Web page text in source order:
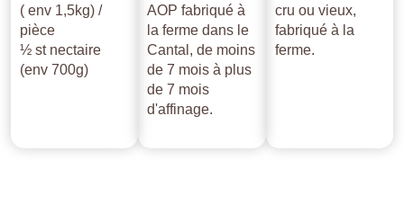
( env 1,5kg) /
pièce
½ st nectaire
(env 700g)
AOP fabriqué à
la ferme dans le
Cantal, de moins
de 7 mois à plus
de 7 mois
d'affinage.
cru ou vieux,
fabriqué à la
ferme.